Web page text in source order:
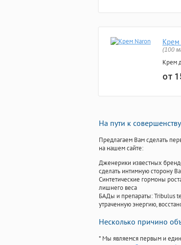
Крем
(100
Крем
от
На пути к
Предлагаем Вам сделать
на нашем сайте:
Дженерики известных
сделать интимную сторону
Синтетические гормоны
лишнего веса
БАДы и препараты:Tribulus
утраченную энергию,
Несколько причино
* Мы являемся первым и